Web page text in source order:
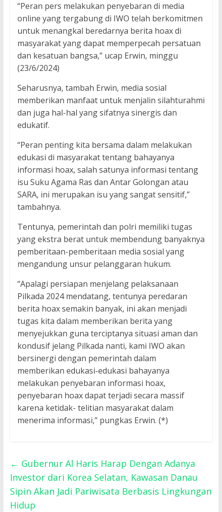
“Peran pers melakukan penyebaran di media
online yang tergabung di IWO telah berkomitmen
untuk menangkal beredarnya berita hoax di
masyarakat yang dapat memperpecah persatuan
dan kesatuan bangsa,” ucap Erwin, minggu
(23/6/2024)
Seharusnya, tambah Erwin, media sosial
memberikan manfaat untuk menjalin silahturahmi
dan juga hal-hal yang sifatnya sinergis dan
edukatif.
“Peran penting kita bersama dalam melakukan
edukasi di masyarakat tentang bahayanya
informasi hoax, salah satunya informasi tentang
isu Suku Agama Ras dan Antar Golongan atau
SARA, ini merupakan isu yang sangat sensitif,”
tambahnya.
Tentunya, pemerintah dan polri memiliki tugas
yang ekstra berat untuk membendung banyaknya
pemberitaan-pemberitaan media sosial yang
mengandung unsur pelanggaran hukum.
“Apalagi persiapan menjelang pelaksanaan
Pilkada 2024 mendatang, tentunya peredaran
berita hoax semakin banyak, ini akan menjadi
tugas kita dalam memberikan berita yang
menyejukkan guna terciptanya situasi aman dan
kondusif jelang Pilkada nanti, kami IWO akan
bersinergi dengan pemerintah dalam
memberikan edukasi-edukasi bahayanya
melakukan penyebaran informasi hoax,
penyebaran hoax dapat terjadi secara massif
karena ketidak- telitian masyarakat dalam
menerima informasi,” pungkas Erwin. (*)
← Gubernur Al Haris Harap Dengan Adanya
Investor dari Korea Selatan, Kawasan Danau
Sipin Akan Jadi Pariwisata Berbasis Lingkungan
Hidup